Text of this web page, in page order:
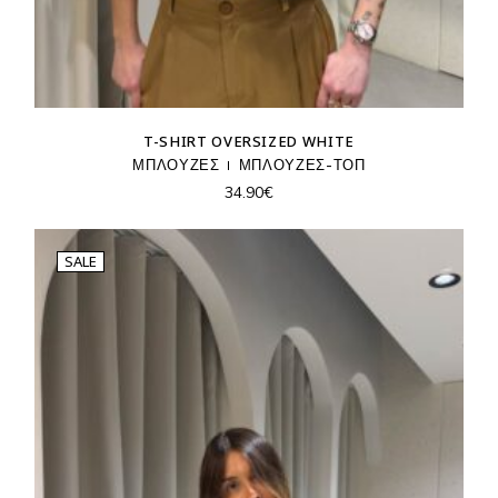
T-SHIRT OVERSIZED WHITE
ΜΠΛΟΥΖΕΣ
ΜΠΛΟΥΖΕΣ-ΤΟΠ
34.90€
SALE